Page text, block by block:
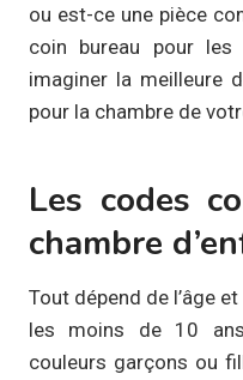
ou est-ce une pièce
coin bureau pour
imaginer la meilleure
pour la chambre de
Les codes
chambre
Tout dépend de l’âge
les moins de 10
couleurs garçons ou